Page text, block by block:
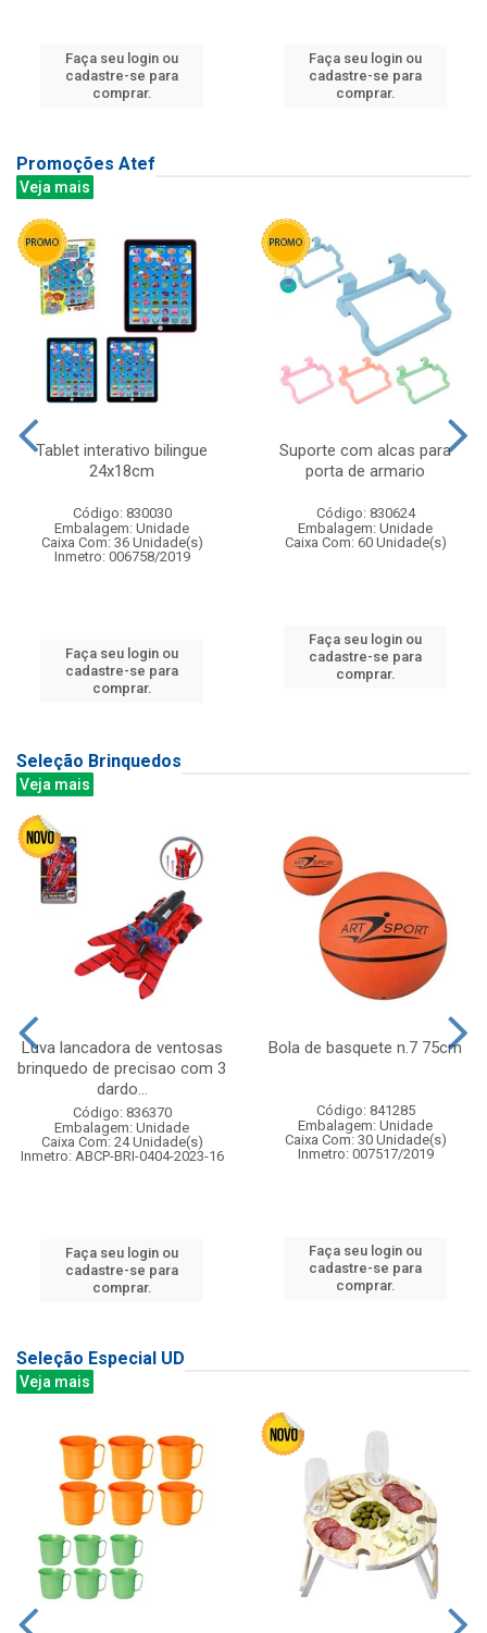
Faça seu login ou
cadastre-se para
comprar.
Faça seu login ou
cadastre-se para
comprar.
Promoções Atef
Veja mais
Tablet interativo bilingue
24x18cm
Código: 830030
Embalagem: Unidade
Caixa Com: 36 Unidade(s)
Inmetro: 006758/2019
Faça seu login ou
cadastre-se para
comprar.
Suporte com alcas para
porta de armario
Código: 830624
Embalagem: Unidade
Caixa Com: 60 Unidade(s)
Faça seu login ou
cadastre-se para
comprar.
Seleção Brinquedos
Veja mais
Luva lancadora de ventosas
brinquedo de precisao com 3
dardo...
Código: 836370
Embalagem: Unidade
Caixa Com: 24 Unidade(s)
Inmetro: ABCP-BRI-0404-2023-16
Faça seu login ou
cadastre-se para
comprar.
Bola de basquete n.7 75cm
Código: 841285
Embalagem: Unidade
Caixa Com: 30 Unidade(s)
Inmetro: 007517/2019
Faça seu login ou
cadastre-se para
comprar.
Seleção Especial UD
Veja mais